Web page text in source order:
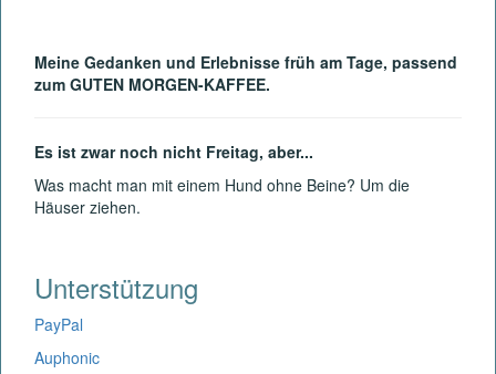
Meine Gedanken und Erlebnisse früh am Tage, passend
zum GUTEN MORGEN-KAFFEE.
Es ist zwar noch nicht Freitag, aber...
Was macht man mit einem Hund ohne Beine? Um die
Häuser ziehen.
Unterstützung
PayPal
Auphonic